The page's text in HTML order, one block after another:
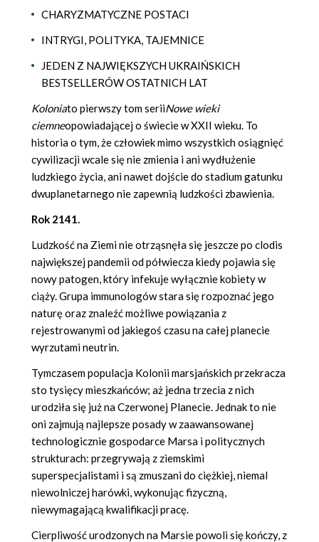
CHARYZMATYCZNE POSTACI
INTRYGI, POLITYKA, TAJEMNICE
JEDEN Z NAJWIĘKSZYCH UKRAIŃSKICH
BESTSELLERÓW OSTATNICH LAT
Koloniato pierwszy tom seriiNowe wieki
ciemneopowiadającej o świecie w XXII wieku. To
historia o tym, że człowiek mimo wszystkich osiągnięć
cywilizacji wcale się nie zmienia i ani wydłużenie
ludzkiego życia, ani nawet dojście do stadium gatunku
dwuplanetarnego nie zapewnią ludzkości zbawienia.
Rok 2141.
Ludzkość na Ziemi nie otrząsnęła się jeszcze po clodis
największej pandemii od półwiecza kiedy pojawia się
nowy patogen, który infekuje wyłącznie kobiety w
ciąży. Grupa immunologów stara się rozpoznać jego
naturę oraz znaleźć możliwe powiązania z
rejestrowanymi od jakiegoś czasu na całej planecie
wyrzutami neutrin.
Tymczasem populacja Kolonii marsjańskich przekracza
sto tysięcy mieszkańców; aż jedna trzecia z nich
urodziła się już na Czerwonej Planecie. Jednak to nie
oni zajmują najlepsze posady w zaawansowanej
technologicznie gospodarce Marsa i politycznych
strukturach: przegrywają z ziemskimi
superspecjalistami i są zmuszani do ciężkiej, niemal
niewolniczej harówki, wykonując fizyczną,
niewymagającą kwalifikacji pracę.
Cierpliwość urodzonych na Marsie powoli się kończy, z